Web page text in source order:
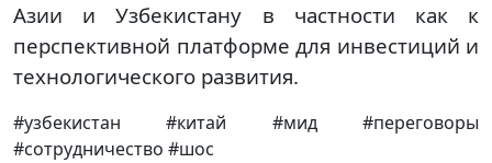
Азии и Узбекистану в частности как к
перспективной платформе для инвестиций и
технологического развития.
#узбекистан #китай #мид #переговоры
#сотрудничество #шос